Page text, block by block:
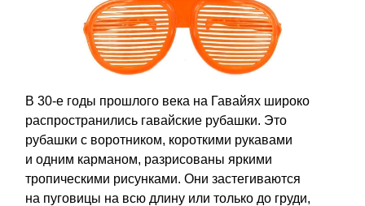
В 30-е годы прошлого века на Гавайях широко
распространились гавайские рубашки. Это
рубашки с воротником, короткими рукавами
и одним карманом, разрисованы яркими
тропическими рисунками. Они застегиваются
на пуговицы на всю длину или только до груди,